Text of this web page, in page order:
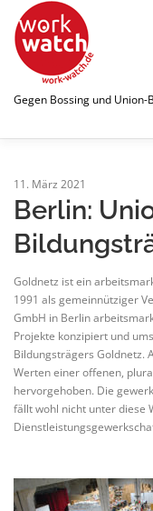
Inhalt
springen
Gegen Bossing und Union-
ÜBER UNS
SPENDEN
11. März 2021
Berlin:
Goldnetz ist ein
1991 als gemeinnütziger
GmbH in Berlin
Projekte konzipiert und
Bildungsträgers Goldnetz.
Werten einer offenen,
hervorgehoben. Die
fällt wohl nicht unter diese